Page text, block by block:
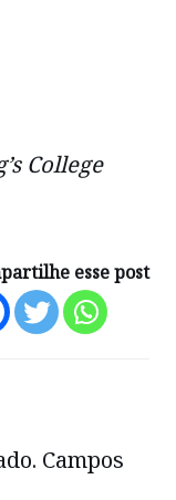
College
esse post
Campos